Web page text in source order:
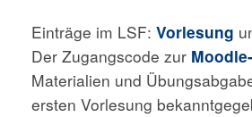
Einträge im LSF: Vorlesung
Der Zugangscode zur
Materialien und
ersten Vorlesung